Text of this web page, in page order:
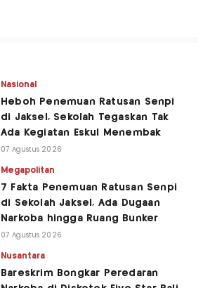
Nasional
Heboh Penemuan Ratusan Senpi
di Jaksel, Sekolah Tegaskan Tak
Ada Kegiatan Eskul Menembak
07 Agustus 2026
Megapolitan
7 Fakta Penemuan Ratusan Senpi
di Sekolah Jaksel, Ada Dugaan
Narkoba hingga Ruang Bunker
07 Agustus 2026
Nusantara
Bareskrim Bongkar Peredaran